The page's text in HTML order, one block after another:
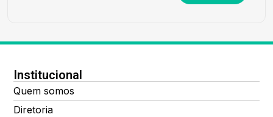
Institucional
Quem somos
Diretoria